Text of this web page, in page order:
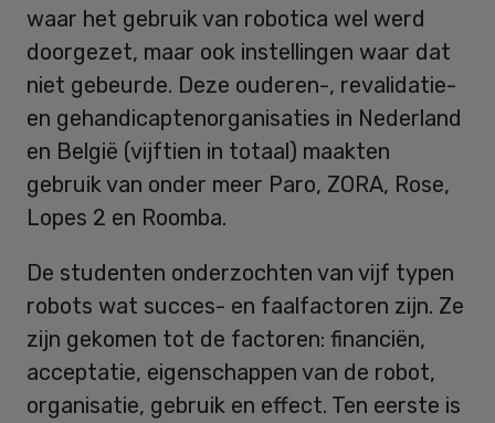
waar het gebruik van robotica wel werd
doorgezet, maar ook instellingen waar dat
niet gebeurde. Deze ouderen-, revalidatie-
en gehandicaptenorganisaties in Nederland
en België (vijftien in totaal) maakten
gebruik van onder meer Paro, ZORA, Rose,
Lopes 2 en Roomba.
De studenten onderzochten van vijf typen
robots wat succes- en faalfactoren zijn. Ze
zijn gekomen tot de factoren: financiën,
acceptatie, eigenschappen van de robot,
organisatie, gebruik en effect. Ten eerste is